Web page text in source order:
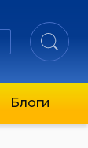
Блоги